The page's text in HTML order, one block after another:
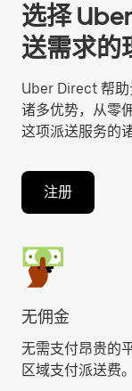
选择
送需求的
Uber Direct 帮
诸多优势，从零
这项派送服务的
注册
无佣金
无需支付昂贵的
区域支付派送费。